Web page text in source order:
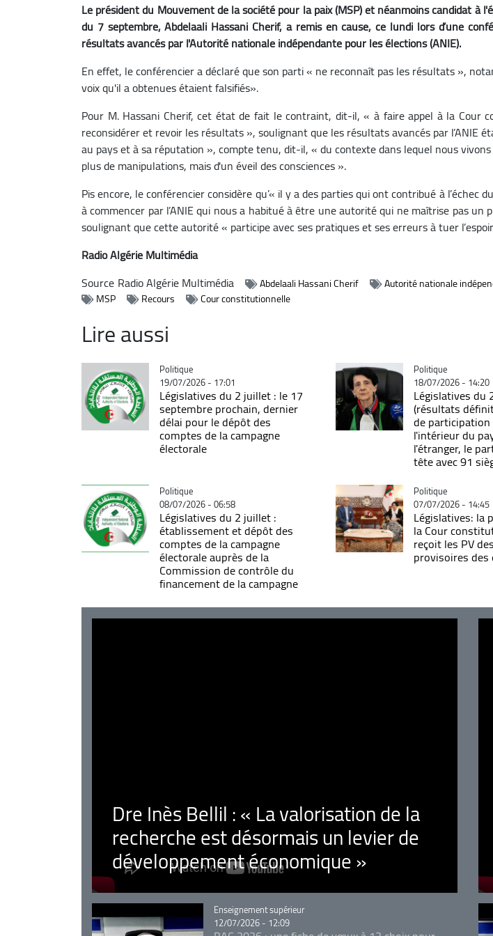
Le président du Mouvement de la société pour la paix (MSP) et néanmoins candidat à
du 7 septembre, Abdelaali Hassani Cherif, a remis en cause, ce lundi lors d’une
résultats avancés par l'Autorité nationale indépendante pour les élections (ANIE).
En effet, le conférencier a déclaré que son parti « ne reconnaît pas les résultats »,
voix qu'il a obtenues étaient falsifiés».
Pour M. Hassani Cherif, cet état de fait le contraint, dit-il, « à faire appel à la Cour
reconsidérer et revoir les résultats », soulignant que les résultats avancés par l’ANIE
au pays et à sa réputation », compte tenu, dit-il, « du contexte dans lequel nous
plus de manipulations, mais d'un éveil des consciences ».
Pis encore, le conférencier considère qu’« il y a des parties qui ont contribué à l’échec
à commencer par l’ANIE qui nous a habitué à être une autorité qui ne maîtrise pas un
soulignant que cette autorité « participe avec ses pratiques et ses erreurs à tuer
Radio Algérie Multimédia
Source Radio Algérie Multimédia Abdelaali Hassani Cherif
Autorité nationale
MSP
Recours Cour constitutionnelle
Lire aussi
Catégorie
Politique
19/07/2026 - 17:01
Législatives du 2 juillet : le 17
septembre prochain, dernier
délai pour le dépôt des
comptes de la campagne
électorale
Catégorie
Politique
18/07/2026 - 14:20
Législatives du
(résultats
de participation
l'intérieur du
l'étranger, le
tête avec 91
Catégorie
Politique
08/07/2026 - 06:58
Législatives du 2 juillet :
établissement et dépôt des
comptes de la campagne
électorale auprès de la
Commission de contrôle du
financement de la campagne
Catégorie
Politique
07/07/2026 - 14:45
Législatives: la
la Cour
reçoit les PV
provisoires des
Dre Inès Bellil : « La valorisation de la
recherche est désormais un levier de
développement économique »
Catégorie
Enseignement supérieur
12/07/2026 - 12:09